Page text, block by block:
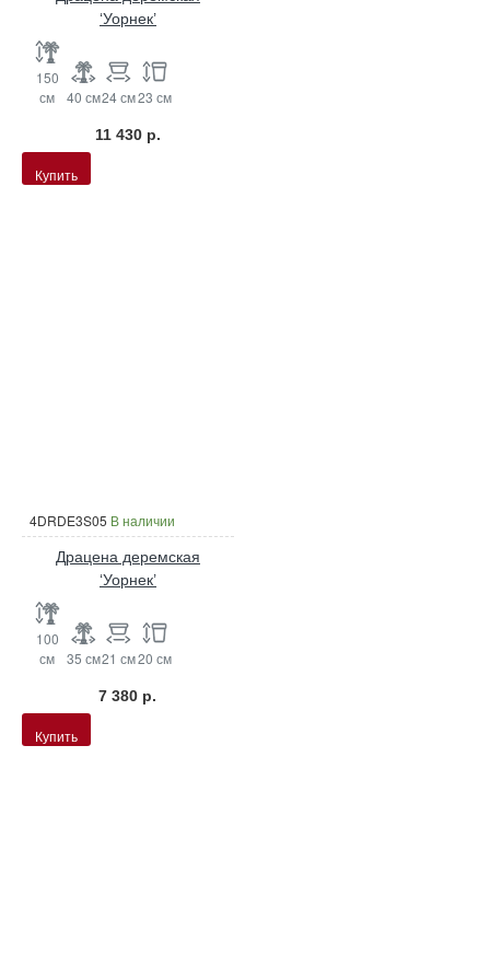
‘Уорнек’
150
см
40 см24 см23 см
11 430 р.
Купить
4DRDE3S05 В наличии
Драцена деремская
‘Уорнек’
100
см
35 см21 см20 см
7 380 р.
Купить